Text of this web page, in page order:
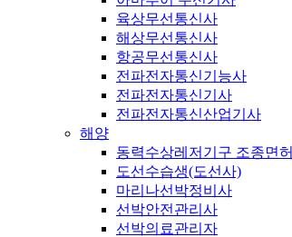
육상무선통신사
해상무선통신사
항공무선통신사
전파전자통신기능사
전파전자통신기사
전파전자통신산업기사
해양
동력수상레저기구 조종면허
도선수습생(도선사)
마리나선박정비사
선박안전관리사
선박의료관리자